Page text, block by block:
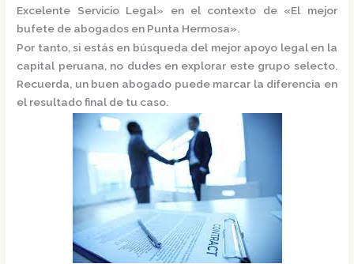
Excelente Servicio Legal» en el contexto de «El mejor
bufete de abogados en Punta Hermosa».
Por tanto, si estás en búsqueda del mejor apoyo legal en la
capital peruana, no dudes en explorar este grupo selecto.
Recuerda, un buen abogado puede marcar la diferencia en
el resultado final de tu caso.